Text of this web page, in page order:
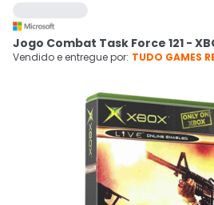
Cupons
Ativar tradutor em libras
CADASTRE-
Jogo Combat Task Force 121 -
Vendido e entregue por: TUDO GAMES